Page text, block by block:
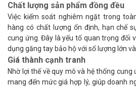
Chất lượng sản phẩm đồng đều
Việc kiểm soát nghiêm ngặt trong
hàng có chất lượng ổn định, hạn chế
cung ứng. Đây là yếu tố quan trọng đối
dụng găng tay bảo hộ với số lượng lớn
Giá thành cạnh tranh
Nhờ lợi thế về quy mô và hệ thống cung
mang đến mức giá hợp lý, giúp doanh